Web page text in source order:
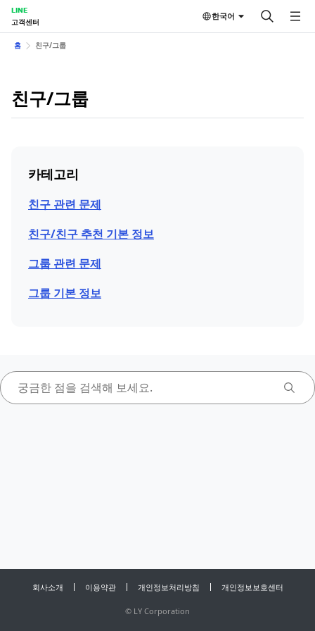
LINE
고객센터
한국어
홈 친구/그룹
친구/그룹
카테고리
친구 관련 문제
친구/친구 추천 기본 정보
그룹 관련 문제
그룹 기본 정보
회사소개 이용약관 개인정보처리방침 개인정보보호센터
© LY Corporation